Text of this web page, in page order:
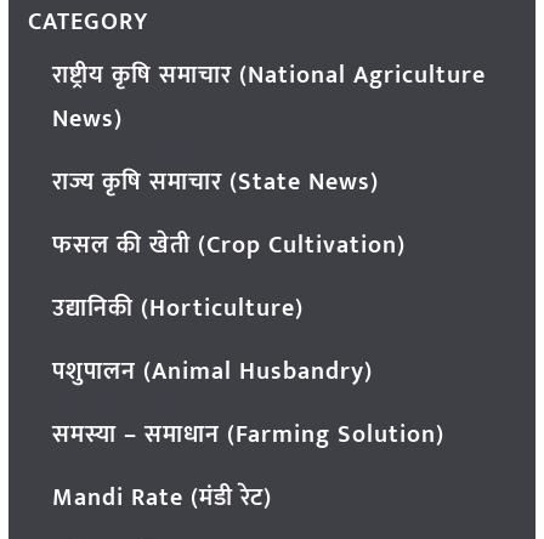
CATEGORY
राष्ट्रीय कृषि समाचार (National Agriculture
News)
राज्य कृषि समाचार (State News)
फसल की खेती (Crop Cultivation)
उद्यानिकी (Horticulture)
पशुपालन (Animal Husbandry)
समस्या – समाधान (Farming Solution)
Mandi Rate (मंडी रेट)